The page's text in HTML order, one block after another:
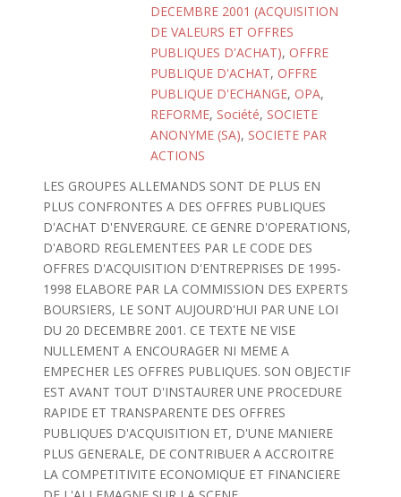
DECEMBRE 2001 (ACQUISITION
DE VALEURS ET OFFRES
PUBLIQUES D'ACHAT), OFFRE
PUBLIQUE D'ACHAT, OFFRE
PUBLIQUE D'ECHANGE, OPA,
REFORME, Société, SOCIETE
ANONYME (SA), SOCIETE PAR
ACTIONS
LES GROUPES ALLEMANDS SONT DE PLUS EN
PLUS CONFRONTES A DES OFFRES PUBLIQUES
D'ACHAT D'ENVERGURE. CE GENRE D'OPERATIONS,
D'ABORD REGLEMENTEES PAR LE CODE DES
OFFRES D'ACQUISITION D'ENTREPRISES DE 1995-
1998 ELABORE PAR LA COMMISSION DES EXPERTS
BOURSIERS, LE SONT AUJOURD'HUI PAR UNE LOI
DU 20 DECEMBRE 2001. CE TEXTE NE VISE
NULLEMENT A ENCOURAGER NI MEME A
EMPECHER LES OFFRES PUBLIQUES. SON OBJECTIF
EST AVANT TOUT D'INSTAURER UNE PROCEDURE
RAPIDE ET TRANSPARENTE DES OFFRES
PUBLIQUES D'ACQUISITION ET, D'UNE MANIERE
PLUS GENERALE, DE CONTRIBUER A ACCROITRE
LA COMPETITIVITE ECONOMIQUE ET FINANCIERE